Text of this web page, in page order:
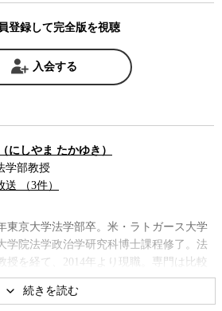
登録して完全版を視聴
入会する
にしやま たかゆき）
学部教授
（3件）
東京大学法学部卒。米・ラトガース大学
学院法学政治学研究科博士課程修了。法
授を経て、2014年より現職。専門は比較
に『移民大国アメリカ』、『アメリカ政
ど。